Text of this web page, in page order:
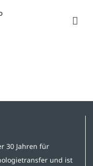
30 Jahren für
und ist